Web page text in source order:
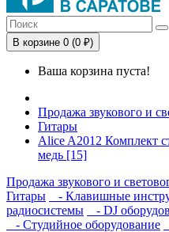
В корзине 0 (0 ₽)
Ваша корзина пуста!
Продажа звукового и
Гитары
Alice A2012 Комплект
медь [15]
Продажа звукового и
Гитары
- Клавишные
радиосистемы
- DJ
- Студийное оборудование